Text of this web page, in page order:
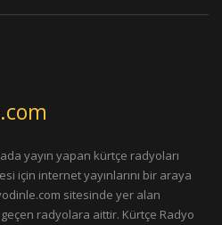
yayın yapan kürtçe radyoları
için internet yayınlarını bir araya
sitesinde yer alan
geçen radyolara aittir. Kürtçe Radyo